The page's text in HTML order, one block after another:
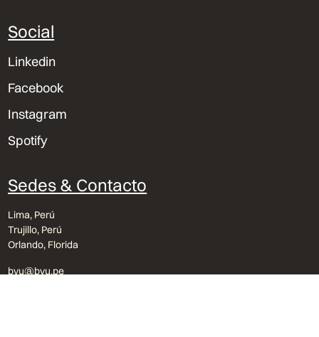
Social
Linkedin
Facebook
Instagram
Spotify
Sedes & Contacto
Lima, Perú
Trujillo, Perú
Orlando, Florida
bvu@bvu.pe